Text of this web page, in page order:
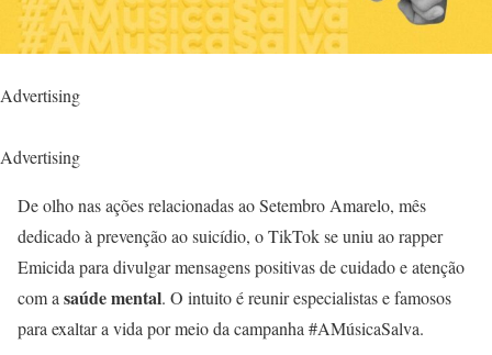
Advertising
Advertising
De olho nas ações relacionadas ao Setembro Amarelo, mês
dedicado à prevenção ao suicídio, o TikTok se uniu ao rapper
Emicida para divulgar mensagens positivas de cuidado e atenção
com a saúde mental. O intuito é reunir especialistas e famosos
para exaltar a vida por meio da campanha #AMúsicaSalva.